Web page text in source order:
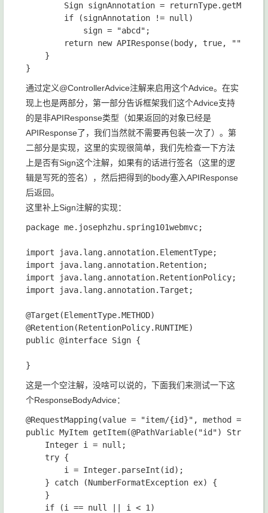
Sign signAnnotation =
        if (signAnnotation != null)
            sign = "abcd";
return new APIResponse(body, true, "",
    }
通过定义@ControllerAdvice注解来启用这个Advice。在实
现上也是两部分，第一部分告诉框架我们这个Advice支持
的是非APIResponse类型（如果返回的对象已经是
APIResponse了，我们当然就不需要再包装一次了）。第
二部分是实现，这里的实现很简单，我们先检查一下方法
上是否有Sign这个注解，如果有的话进行签名（这里的逻
辑是写死的签名），然后把得到的body塞入APIResponse
后返回。
这里补上Sign注解的实现：
package me.josephzhu.spring101webmvc;
import java.lang.annotation.ElementType;
import java.lang.annotation.Retention;
import java.lang.annotation.RetentionPolicy;
import java.lang.annotation.Target;
@Target(ElementType.METHOD)
@Retention(RetentionPolicy.RUNTIME)
public @interface Sign {
这是一个空注解，没啥可以说的，下面我们来测试一下这
个ResponseBodyAdvice：
@RequestMapping(value = "item/{id}", method =
public MyItem getItem(@PathVariable("id") String
    Integer i = null;
    try {
        i = Integer.parseInt(id);
    } catch (NumberFormatException ex) {
    }
    if (i == null || i < 1)